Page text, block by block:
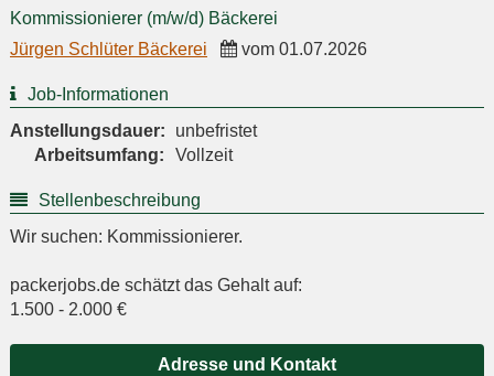
Kommissionierer (m/w/d) Bäckerei
Jürgen Schlüter Bäckerei
vom 01.07.2026
Job-Informationen
Anstellungsdauer:
unbefristet
Arbeitsumfang:
Vollzeit
Stellenbeschreibung
Wir suchen: Kommissionierer.
packerjobs.de schätzt das Gehalt auf:
1.500 - 2.000 €
Adresse und Kontakt